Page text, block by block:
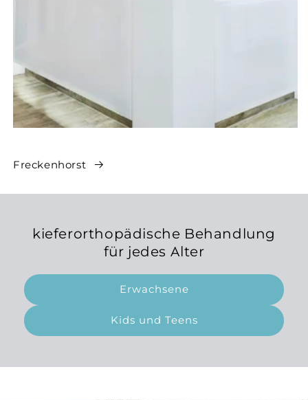
Freckenhorst
kieferorthopädische Behandlung
für jedes Alter
Erwachsene
Kids und Teens